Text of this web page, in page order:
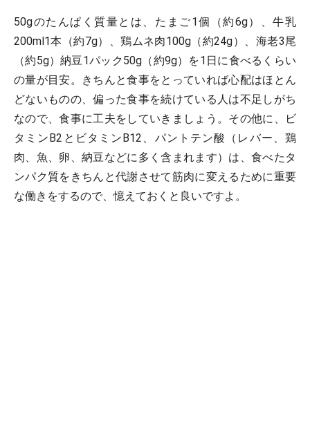
50gのたんぱく質量とは、たまご1個（約6g）、牛乳
200ml1本（約7g）、鶏ムネ肉100g（約24g）、海老3尾
（約5g）納豆1パック50g（約9g）を1日に食べるくらい
の量が目安。きちんと食事をとっていれば心配はほとん
どないものの、偏った食事を続けている人は不足しがち
なので、食事に工夫をしていきましょう。その他に、ビ
タミンB2とビタミンB12、パントテン酸（レバー、鶏
肉、魚、卵、納豆などに多く含まれます）は、食べたタ
ンパク質をきちんと代謝させて筋肉に変えるために重要
な働きをするので、憶えておくと良いですよ。